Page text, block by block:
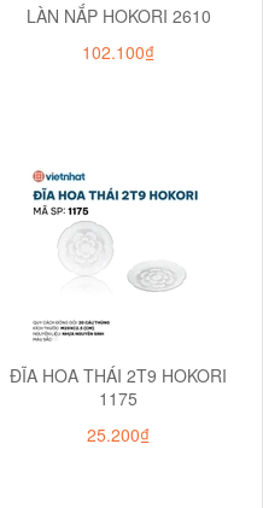
LÀN NẮP HOKORI 2610
102.100₫
ĐĨA HOA THÁI 2T9 HOKORI
1175
25.200₫